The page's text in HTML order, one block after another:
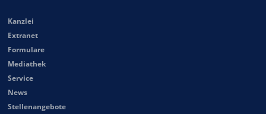
Kanzlei
Extranet
Formulare
Mediathek
Service
News
Stellenangebote